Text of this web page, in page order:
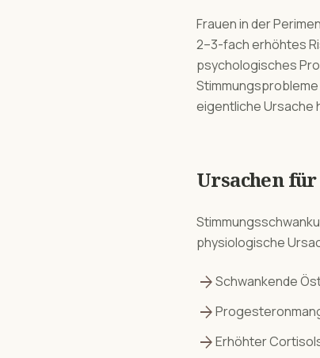
Frauen in der
2–3-fach erhöhtes
psychologisches
eigentliche Ursache
Ursachen
physiologische
arrow_forwardSchwankende
arrow_forward
arrow_forwardErhöhter